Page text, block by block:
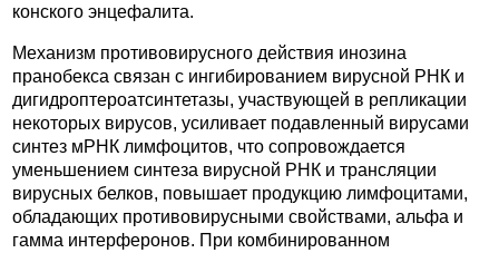
конского энцефалита.
Механизм противовирусного действия инозина
пранобекса связан с ингибированием вирусной РНК и
дигидроптероатсинтетазы, участвующей в репликации
некоторых вирусов, усиливает подавленный вирусами
синтез мРНК лимфоцитов, что сопровождается
уменьшением синтеза вирусной РНК и трансляции
вирусных белков, повышает продукцию лимфоцитами,
обладающих противовирусными свойствами, альфа и
гамма интерферонов. При комбинированном